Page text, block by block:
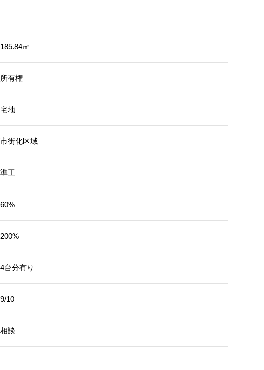
185.84㎡
所有権
宅地
市街化区域
準工
60%
200%
4台分有り
9/10
相談